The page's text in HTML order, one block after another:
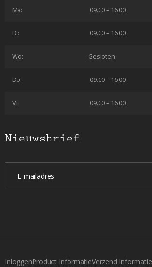
Ma: 09.00 – 16.00
Di: 09.00 – 16.00
Wo: Gesloten
Do: 09.00 – 16.00
Vr: 09.00 – 16.00
Nieuwsbrief
InloggenProduct InformatieVerzend Informatie